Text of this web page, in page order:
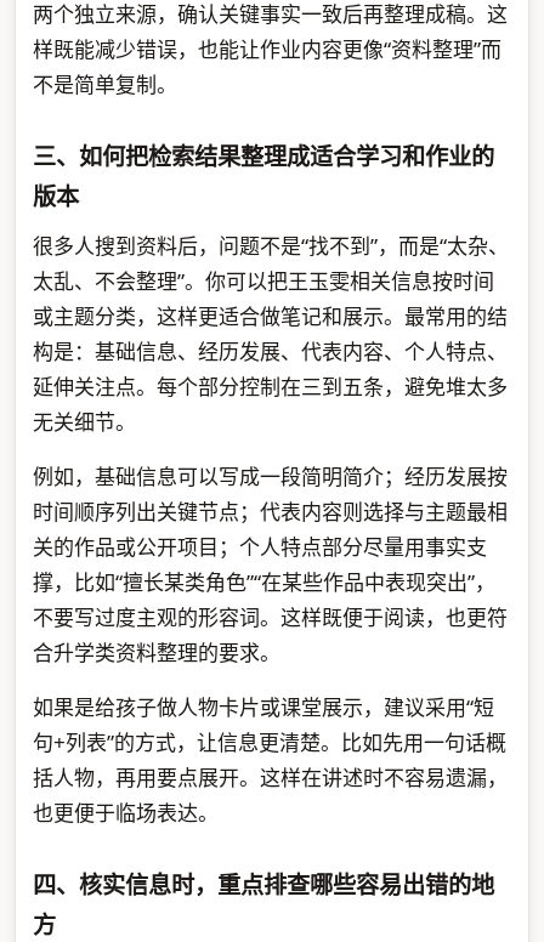
两个独立来源，确认关键事实一致后再整理成稿。这
样既能减少错误，也能让作业内容更像“资料整理”而
不是简单复制。
三、如何把检索结果整理成适合学习和作业的
版本
很多人搜到资料后，问题不是“找不到”，而是“太杂、
太乱、不会整理”。你可以把王玉雯相关信息按时间
或主题分类，这样更适合做笔记和展示。最常用的结
构是：基础信息、经历发展、代表内容、个人特点、
延伸关注点。每个部分控制在三到五条，避免堆太多
无关细节。
例如，基础信息可以写成一段简明简介；经历发展按
时间顺序列出关键节点；代表内容则选择与主题最相
关的作品或公开项目；个人特点部分尽量用事实支
撑，比如“擅长某类角色”“在某些作品中表现突出”，
不要写过度主观的形容词。这样既便于阅读，也更符
合升学类资料整理的要求。
如果是给孩子做人物卡片或课堂展示，建议采用“短
句+列表”的方式，让信息更清楚。比如先用一句话概
括人物，再用要点展开。这样在讲述时不容易遗漏，
也更便于临场表达。
四、核实信息时，重点排查哪些容易出错的地
方